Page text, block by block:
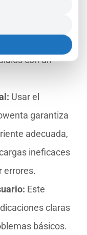
entre la
los
cualquier
con un
Usar el
garantiza
adecuada,
ineficaces
errores.
Este
claras
básicos.